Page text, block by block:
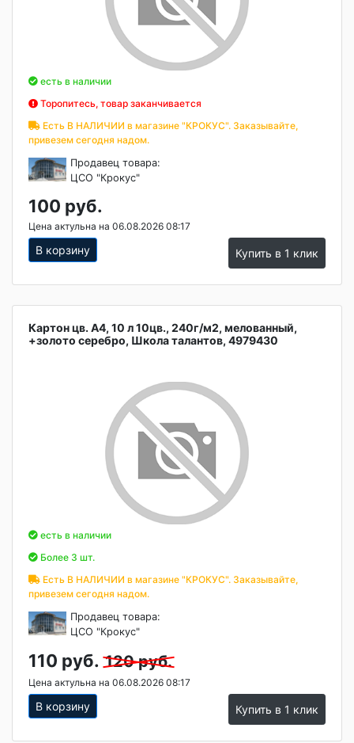
есть в наличии
Торопитесь, товар заканчивается
Есть В НАЛИЧИИ в магазине "КРОКУС". Заказывайте,
привезем сегодня надом.
Продавец товара:
ЦСО "Крокус"
100 руб.
Цена актульна на 06.08.2026 08:17
В корзину Купить в 1 клик
Картон цв. А4, 10 л 10цв., 240г/м2, мелованный,
+золото серебро, Школа талантов, 4979430
есть в наличии
Более 3 шт.
Есть В НАЛИЧИИ в магазине "КРОКУС". Заказывайте,
привезем сегодня надом.
Продавец товара:
ЦСО "Крокус"
110 руб. 120 руб.
Цена актульна на 06.08.2026 08:17
В корзину Купить в 1 клик